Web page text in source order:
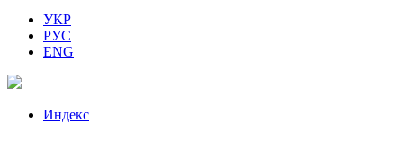
УКР
РУС
ENG
Индекс